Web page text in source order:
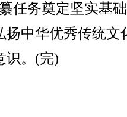
任务奠定坚实基
扬中华优秀传统文
识。(完)